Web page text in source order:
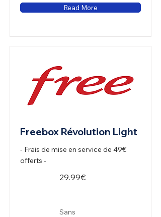
Read More
Freebox Révolution Light
- Frais de mise en service de 49€
offerts -
29.99€
Sans